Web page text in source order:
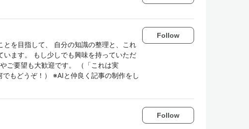
とを目指して、 自分の知識の整理と、これ
ます。 もし少しでも興味を持っていただ
ご要望も大歓迎です。 （「これは実
もどうぞ！） ※AIと仲良く記事の制作をし
Follow
Follow